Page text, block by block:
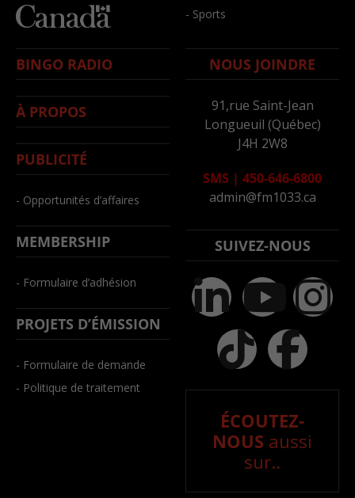
- Sports
BINGO RADIO
À PROPOS
PUBLICITÉ
- Opportunités d’affaires
MEMBERSHIP
- Formulaire d’adhésion
PROJETS D’ÉMISSION
- Formulaire de demande
- Politique de traitement
NOUS JOINDRE
91,rue Saint-Jean
Longueuil (Québec)
J4H 2W8
SMS | 450-646-6800
admin@fm1033.ca
SUIVEZ-NOUS
ÉCOUTEZ-
NOUS aussi
sur..